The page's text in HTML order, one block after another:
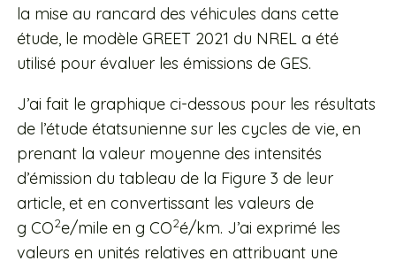
la mise au rancard des véhicules dans cette
étude, le modèle GREET 2021 du NREL a été
utilisé pour évaluer les émissions de GES.
J’ai fait le graphique ci-dessous pour les résultats
de l’étude étatsunienne sur les cycles de vie, en
prenant la valeur moyenne des intensités
d’émission du tableau de la Figure 3 de leur
article, et en convertissant les valeurs de
g CO2e/mile en g CO2é/km. J’ai exprimé les
valeurs en unités relatives en attribuant une